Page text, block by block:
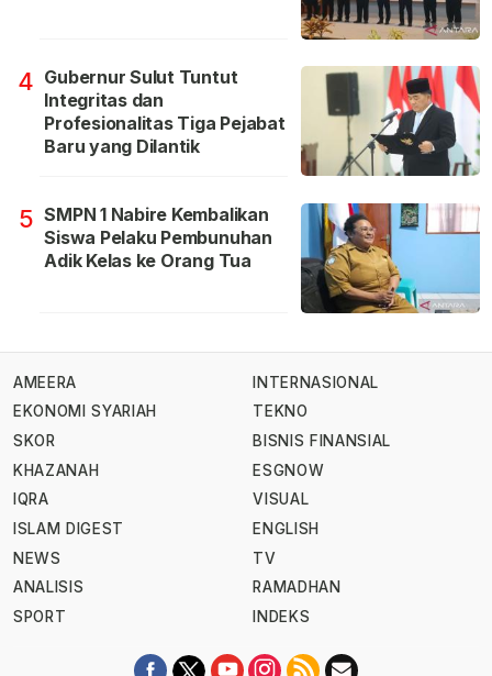
4 Gubernur Sulut Tuntut
Integritas dan
Profesionalitas Tiga Pejabat
Baru yang Dilantik
5 SMPN 1 Nabire Kembalikan
Siswa Pelaku Pembunuhan
Adik Kelas ke Orang Tua
AMEERA
EKONOMI SYARIAH
SKOR
KHAZANAH
IQRA
ISLAM DIGEST
NEWS
ANALISIS
SPORT
INTERNASIONAL
TEKNO
BISNIS FINANSIAL
ESGNOW
VISUAL
ENGLISH
TV
RAMADHAN
INDEKS